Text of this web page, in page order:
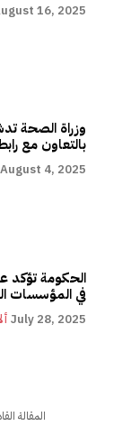
16, 2025
وزراة الصحة
بالتعاون مع
August 4, 2025
الحكومة تؤكد
في المؤسسات
July 28, 2025
المقالة